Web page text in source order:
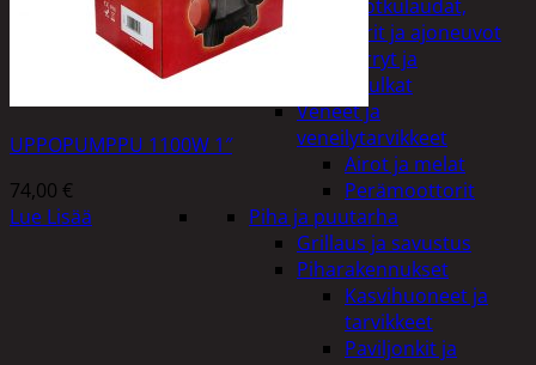
Sähköpotkulaudat,
skootterit ja ajoneuvot
Tukkikärryt ja
juontopulkat
Veneet ja
veneilytarvikkeet
Airot ja melat
Perämoottorit
Piha ja puutarha
Grillaus ja savustus
Piharakennukset
Kasvihuoneet ja
tarvikkeet
Paviljonkit ja
UPPOPUMPPU 1100W 1″
74,00 €
Lue Lisää